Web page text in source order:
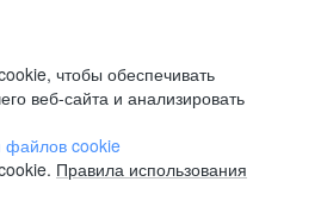
чтобы обеспечивать
веб-сайта и анализировать
файлов cookie
Правила использования